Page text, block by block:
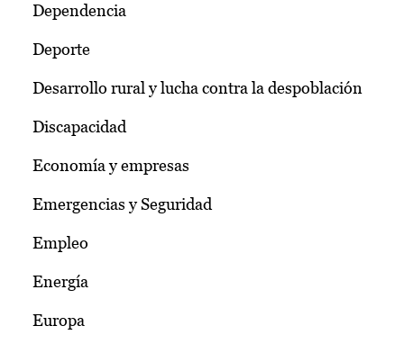
Dependencia
Deporte
Desarrollo rural y lucha contra la despoblación
Discapacidad
Economía y empresas
Emergencias y Seguridad
Empleo
Energía
Europa